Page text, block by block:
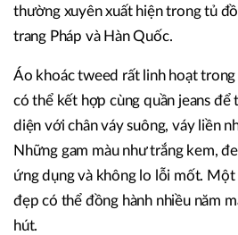
thường xuyên xuất hiện trong tủ
trang Pháp và Hàn Quốc.
Áo khoác tweed rất linh hoạt trong
có thể kết hợp cùng quần jeans để
diện với chân váy suông, váy liền
Những gam màu như trắng kem,
ứng dụng và không lo lỗi mốt. Một
đẹp có thể đồng hành nhiều năm
hút.